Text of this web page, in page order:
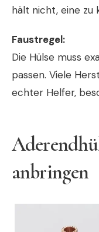
hält nicht, eine zu
Faustregel:
Die Hülse muss
passen. Viele
echter Helfer,
anbringen